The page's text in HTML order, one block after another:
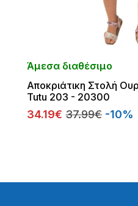
Άμεσα διαθέσιμο
Αποκριάτικη Στολή
Tutu 203 - 20300
34.19€ 37.99€ -10%